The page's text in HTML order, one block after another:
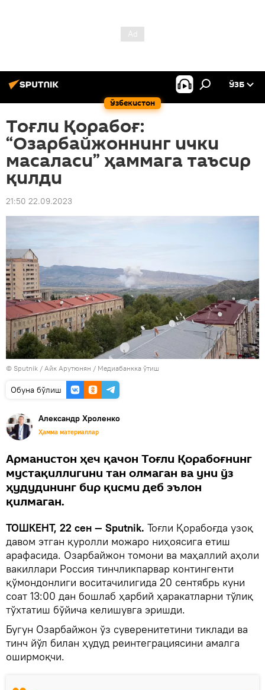
Ўзбекистон
ЎЗБ
Тоғли Қорабоғ:
“Озарбайжоннинг ички
масаласи” ҳаммага таъсир
қилди
21:50 22.09.2023
© Sputnik / Айк Арутюнян / Медиабанкка ўтиш
Oбуна бўлиш
Александр Хроленко
Ҳамма материаллар
Арманистон ҳеч қачон Тоғли Қорабоғнинг
мустақиллигини тан олмаган ва уни ўз
ҳудудининг бир қисми деб эълон
қилмаган.
ТОШКЕНТ, 22 сен — Sputnik. Тоғли Қорабоғда узоқ
давом этган қуролли можаро ниҳоясига етиш
арафасида. Озарбайжон томони ва маҳаллий аҳоли
вакиллари Россия тинчликпарвар контингенти
қўмондонлиги воситачилигида 20 сентябрь куни
соат 13:00 дан бошлаб ҳарбий ҳаракатларни тўлиқ
тўхтатиш бўйича келишувга эришди.
Бугун Озарбайжон ўз суверенитетини тиклади ва
тинч йўл билан ҳудуд реинтеграциясини амалга
оширмоқчи.